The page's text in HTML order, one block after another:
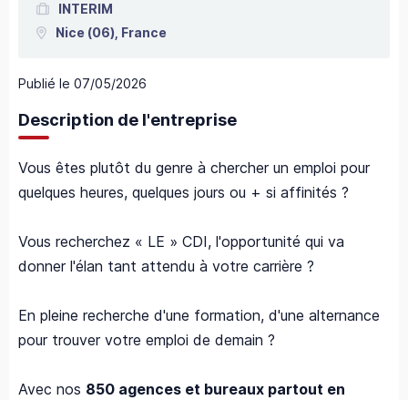
INTERIM
Nice (06), France
Publié le 07/05/2026
Description de l'entreprise
Vous êtes plutôt du genre à chercher un emploi pour
quelques heures, quelques jours ou + si affinités ?
Vous recherchez « LE » CDI, l'opportunité qui va
donner l'élan tant attendu à votre carrière ?
En pleine recherche d'une formation, d'une alternance
pour trouver votre emploi de demain ?
Avec nos 850 agences et bureaux partout en